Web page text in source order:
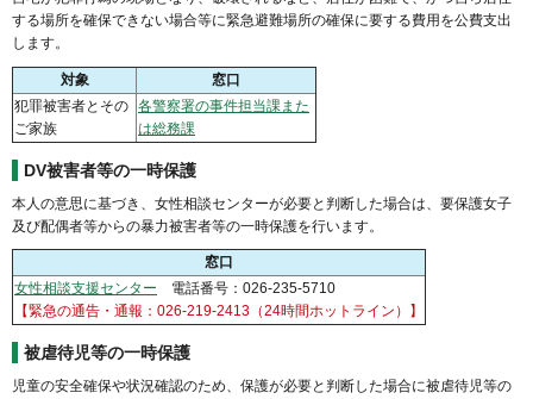
する場所を確保できない場合等に緊急避難場所の確保に要する費用を公費支出
します。
対象
窓口
犯罪被害者とその
ご家族
各警察署の事件担当課また
は総務課
DV被害者等の一時保護
本人の意思に基づき、女性相談センターが必要と判断した場合は、要保護女子
及び配偶者等からの暴力被害者等の一時保護を行います。
窓口
女性相談支援センター 電話番号：026-235-5710
【緊急の通告・通報：026-219-2413（24時間ホットライン）】
被虐待児等の一時保護
児童の安全確保や状況確認のため、保護が必要と判断した場合に被虐待児等の